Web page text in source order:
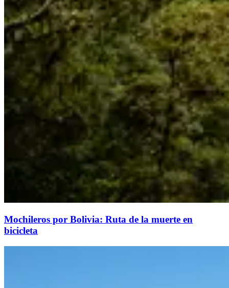
Mochileros por Bolivia: Ruta de la muerte en
bicicleta